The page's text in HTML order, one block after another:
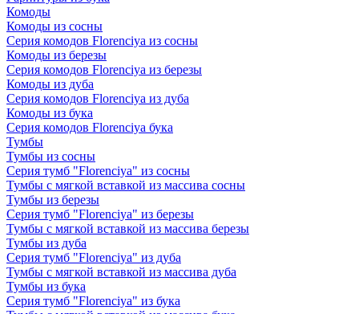
Комоды
Комоды из сосны
Серия комодов Florenciya из сосны
Комоды из березы
Серия комодов Florenciya из березы
Комоды из дуба
Серия комодов Florenciya из дуба
Комоды из бука
Серия комодов Florenciya бука
Тумбы
Тумбы из сосны
Серия тумб "Florenciya" из сосны
Тумбы с мягкой вставкой из массива сосны
Тумбы из березы
Серия тумб "Florenciya" из березы
Тумбы с мягкой вставкой из массива березы
Тумбы из дуба
Серия тумб "Florenciya" из дуба
Тумбы с мягкой вставкой из массива дуба
Тумбы из бука
Серия тумб "Florenciya" из бука